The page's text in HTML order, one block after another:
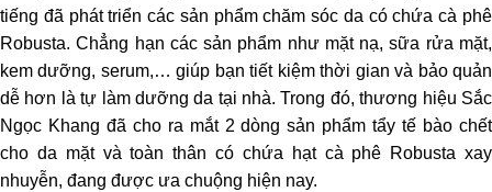
tiếng đã phát triển các sản phẩm chăm sóc da có chứa cà phê
Robusta. Chẳng hạn các sản phẩm như mặt nạ, sữa rửa mặt,
kem dưỡng, serum,… giúp bạn tiết kiệm thời gian và bảo quản
dễ hơn là tự làm dưỡng da tại nhà. Trong đó, thương hiệu Sắc
Ngọc Khang đã cho ra mắt 2 dòng sản phẩm tẩy tế bào chết
cho da mặt và toàn thân có chứa hạt cà phê Robusta xay
nhuyễn, đang được ưa chuộng hiện nay.